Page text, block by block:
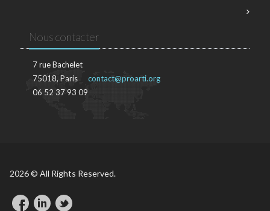
Nous contacter
7 rue Bachelet
75018, Paris
06 52 37 93 09
contact@proarti.org
2026 © All Rights Reserved.